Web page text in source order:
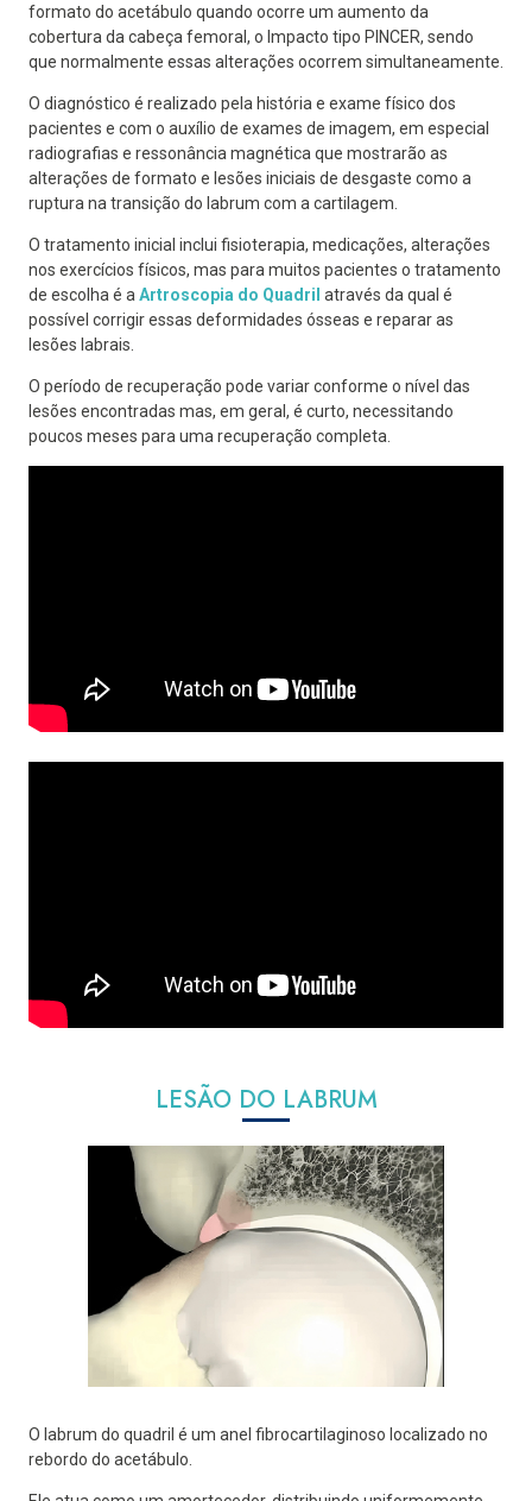
formato do acetábulo quando ocorre um aumento da
cobertura da cabeça femoral, o Impacto tipo PINCER, sendo
que normalmente essas alterações ocorrem simultaneamente.
O diagnóstico é realizado pela história e exame físico dos
pacientes e com o auxílio de exames de imagem, em especial
radiografias e ressonância magnética que mostrarão as
alterações de formato e lesões iniciais de desgaste como a
ruptura na transição do labrum com a cartilagem.
O tratamento inicial inclui fisioterapia, medicações, alterações
nos exercícios físicos, mas para muitos pacientes o tratamento
de escolha é a Artroscopia do Quadril através da qual é
possível corrigir essas deformidades ósseas e reparar as
lesões labrais.
O período de recuperação pode variar conforme o nível das
lesões encontradas mas, em geral, é curto, necessitando
poucos meses para uma recuperação completa.
LESÃO DO LABRUM
O labrum do quadril é um anel fibrocartilaginoso localizado no
rebordo do acetábulo.